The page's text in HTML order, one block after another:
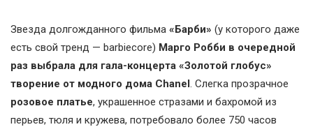
Звезда долгожданного фильма «Барби» (у которого даже
есть свой тренд — barbiecore) Марго Робби в очередной
раз выбрала для гала-концерта «Золотой глобус»
творение от модного дома Chanel. Слегка прозрачное
розовое платье, украшенное стразами и бахромой из
перьев, тюля и кружева, потребовало более 750 часов